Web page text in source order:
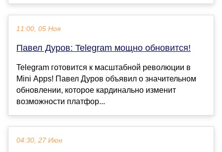
11:00, 05 Ноя
Павел Дуров: Telegram мощно обновится!
Telegram готовится к масштабной революции в
Mini Apps! Павел Дуров объявил о значительном
обновлении, которое кардинально изменит
возможности платфор...
04:30, 27 Июн